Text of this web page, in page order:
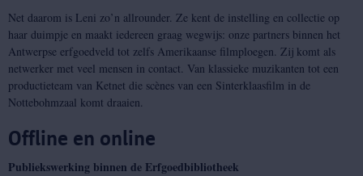
Net daarom is Leni zo’n allrounder. Ze kent de instelling en collectie op
haar duimpje en maakt iedereen graag wegwijs: onze partners binnen het
Antwerpse erfgoedveld tot zelfs Amerikaanse filmploegen. Zij komt als
netwerker met veel mensen in contact. Van klassieke muzikanten tot een
productieteam van Ketnet die scènes van een Sinterklaasfilm in de
Nottebohmzaal komt draaien.
Offline en online
Publiekswerking binnen de Erfgoedbibliotheek